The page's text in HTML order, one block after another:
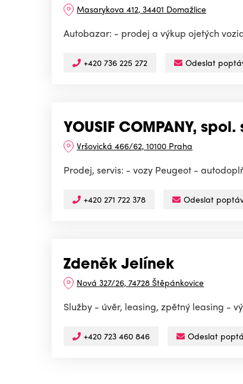
Masarykova 412, 34401 Domažlice
Autobazar: - prodej a výkup ojetých
+420 736 225 272 Odeslat
YOUSIF COMPANY, spol.
Vršovická 466/62, 10100 Praha
Prodej, servis: - vozy Peugeot -
+420 271 722 378 Odeslat
Zdeněk Jelínek
Nová 327/26, 74728 Štěpánkovice
Služby - úvěr, leasing, zpětný leasing -
+420 723 460 846 Odeslat